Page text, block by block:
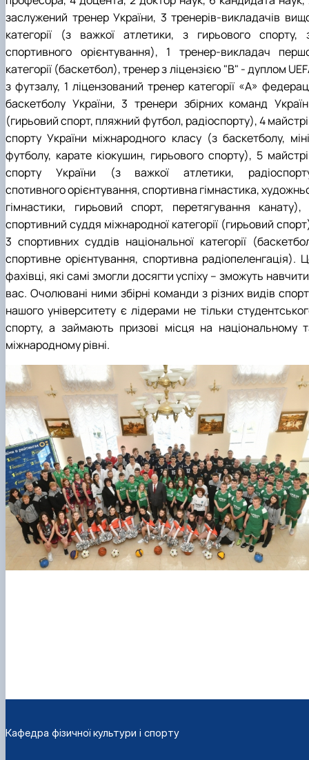
заслужений тренер України, 3 тренерів-викладачів
категорії (з важкої атлетики, з гирьового спорту,
спортивного орієнтування), 1 тренер-викладач
категорії (баскетбол), тренер з ліцензією "В" - дуплом
з футзалу, 1 ліцензований тренер категорії «А»
баскетболу України, 3 тренери збірних команд
(гирьовий спорт, пляжний футбол, радіоспорту), 4
спорту України міжнародного класу (з баскетболу,
футболу, карате кіокушин, гирьового спорту), 5
спорту України (з важкої атлетики,
спотивного орієнтування, спортивна гімнастика,
гімнастики, гирьовий спорт, перетягування канату),
спортивний суддя міжнародної категорії (гирьовий
3 спортивних суддів національної категорії
спортивне орієнтування, спортивна радіопеленгація).
фахівці, які самі змогли досягти успіху – зможуть навчити
вас. Очолювані ними збірні команди з різних видів
нашого університету є лідерами не тільки
спорту, а займають призові місця на національному
міжнародному рівні.
Кафедра фізичної культури і спорту